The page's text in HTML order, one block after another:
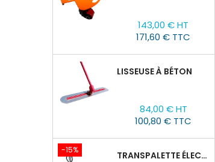
143,00 € HT
171,60 € TTC
LISSEUSE À BÉTON
84,00 € HT
100,80 € TTC
-15% TRANSPALETTE ÉLECTRIQUE EPT 15H : 1500KG/1150MM X 550MM